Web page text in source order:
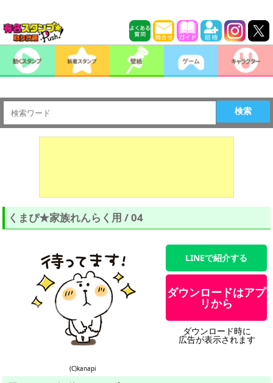
検索
くまぴ★家族れんらく用 / 04
(C)kanapi
LINEで紹介する
ダウンロードはアプ
リから
ダウンロード時に
広告が表示されます